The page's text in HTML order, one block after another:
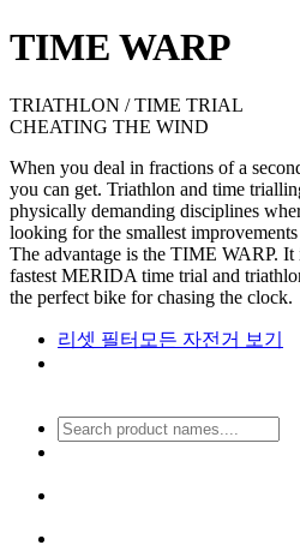
TIME WARP
TRIATHLON / TIME TRIAL
CHEATING THE WIND
When you deal in fractions of a
you can get. Triathlon and time
physically demanding disciplines
looking for the smallest
The advantage is the TIME WARP. It
fastest MERIDA time trial and
the perfect bike for chasing the clock.
리셋 필터 모든 자전거 보기